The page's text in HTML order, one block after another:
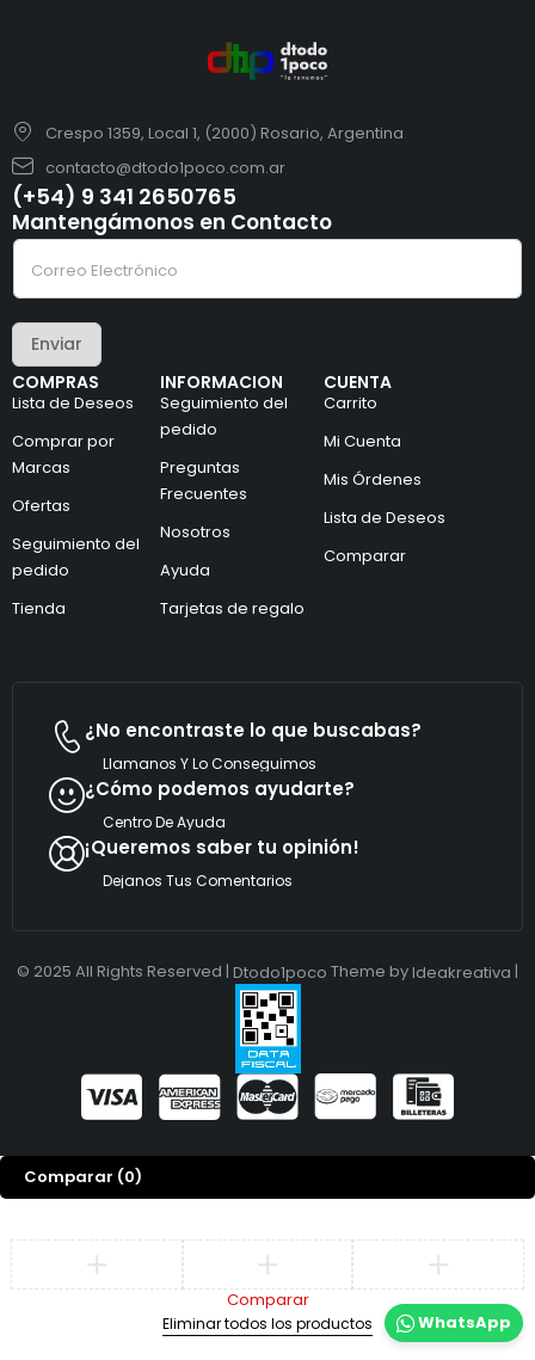
Crespo 1359, Local 1, (2000) Rosario, Argentina
contacto@dtodo1poco.com.ar
(+54) 9 341 2650765
COMPRAS
Lista de Deseos
Comprar por
Marcas
Ofertas
Seguimiento del
pedido
Tienda
INFORMACION
Seguimiento del
pedido
Preguntas
Frecuentes
Nosotros
Ayuda
Tarjetas de regalo
CUENTA
Carrito
Mi Cuenta
Mis Órdenes
Lista de Deseos
Comparar
Mantengámonos en Contacto
e
l
c
r
n
i
c
o
C
o
r
e
o
*
C
e
e
l
e
t
r
n
c
o
Enviar
¿No encontraste lo que buscabas?
Llamanos Y Lo Conseguimos
¿Cómo podemos ayudarte?
Centro De Ayuda
¡Queremos saber tu opinión!
Dejanos Tus Comentarios
© 2025 All Rights Reserved | Dtodo1poco Theme by Ideakreativa |
WhatsApp
Comparar (0)
Comparar
Eliminar todos los productos